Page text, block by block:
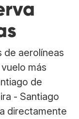
de aerolíneas
más
de
- Santiago
directamente